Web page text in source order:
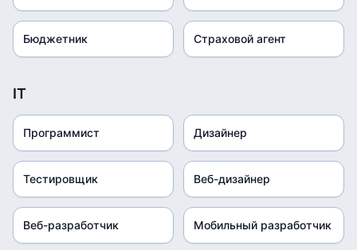
Бюджетник Страховой агент
IT
Программист Дизайнер
Тестировщик Веб-дизайнер
Веб-разработчик Мобильный разработчик